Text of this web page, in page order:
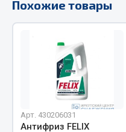
Автомобильный
Измерительный
Крепежный инструмент
Режущий инструмент
Силовое оборудование
Похожие товары
Арт. 430206031
Антифриз FELIX